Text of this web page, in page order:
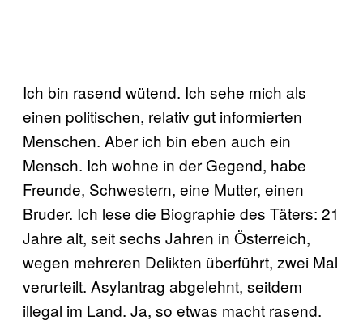
Ich bin rasend wütend. Ich sehe mich als
einen politischen, relativ gut informierten
Menschen. Aber ich bin eben auch ein
Mensch. Ich wohne in der Gegend, habe
Freunde, Schwestern, eine Mutter, einen
Bruder. Ich lese die Biographie des Täters: 21
Jahre alt, seit sechs Jahren in Österreich,
wegen mehreren Delikten überführt, zwei Mal
verurteilt. Asylantrag abgelehnt, seitdem
illegal im Land. Ja, so etwas macht rasend.